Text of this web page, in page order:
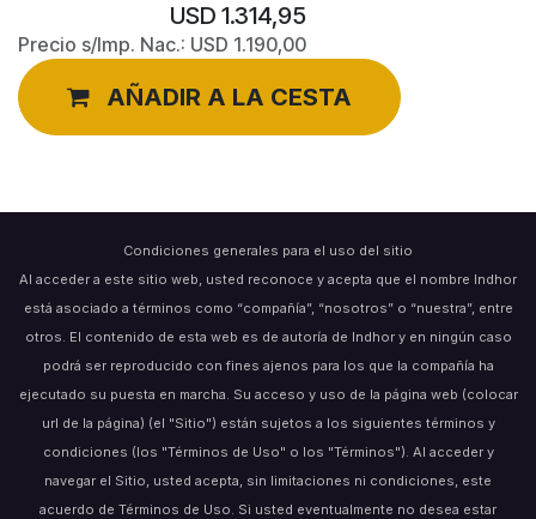
USD 1.314,95
Precio s/Imp. Nac.: USD 1.190,00
AÑADIR A LA CESTA
Condiciones generales para el uso del sitio
Al acceder a este sitio web, usted reconoce y acepta que el nombre Indhor
está asociado a términos como “compañía”, “nosotros” o “nuestra”, entre
otros. El contenido de esta web es de autoría de Indhor y en ningún caso
podrá ser reproducido con fines ajenos para los que la compañía ha
ejecutado su puesta en marcha. Su acceso y uso de la página web (colocar
url de la página) (el "Sitio") están sujetos a los siguientes términos y
condiciones (los "Términos de Uso" o los "Términos"). Al acceder y
navegar el Sitio, usted acepta, sin limitaciones ni condiciones, este
acuerdo de Términos de Uso. Si usted eventualmente no desea estar